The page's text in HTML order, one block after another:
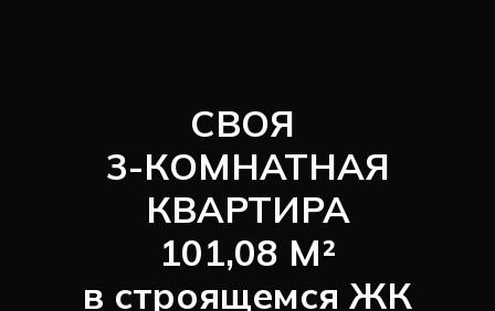
СВОЯ
3-КОМНАТНАЯ
КВАРТИРА
101,08 М²
в строящемся ЖК